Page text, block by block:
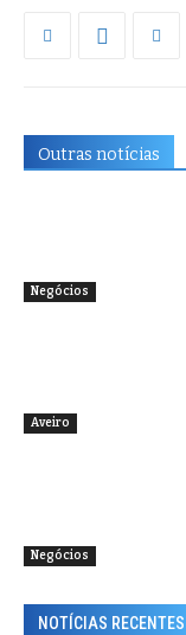
Outras notícias
Negócios
Aveiro
Negócios
NOTÍCIAS RECENTES